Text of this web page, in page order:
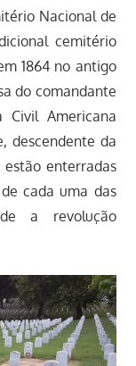
Nacional de
cemitério
1864 no antigo
do comandante
Civil Americana
descendente da
estão enterradas
cada uma das
a revolução